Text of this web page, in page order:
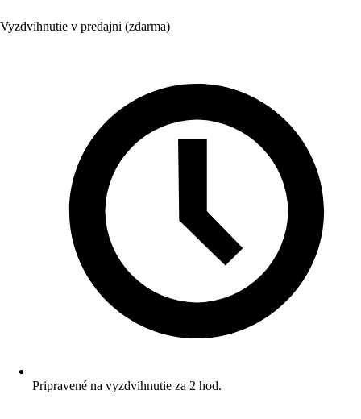
Vyzdvihnutie v predajni (zdarma)
Pripravené na vyzdvihnutie za 2 hod.